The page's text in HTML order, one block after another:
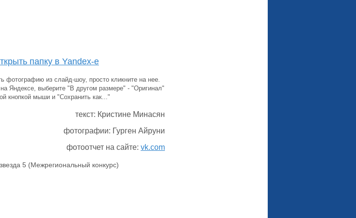
папку в Yandex-е
фотографию из слайд-шоу, просто кликните на нее.
Яндексе, выберите "В другом размере" - "Оригинал"
кнопкой мыши и "Сохранить как..."
текст: Кристине Минасян
фотографии: Гурген Айруни
фотоотчет на сайте: vk.com
5 (Межрегиональный конкурс)